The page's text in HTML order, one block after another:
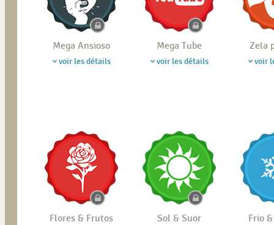
Mega Ansioso
voir les détails
Mega Tube
voir les détails
Zela
voir
Flores & Frutos Sol & Suor Frio